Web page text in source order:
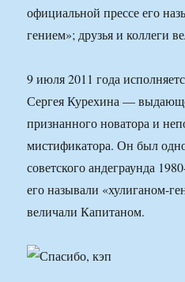
официальной прессе его
гением»; друзья и коллеги
9 июля 2011 года
Сергея Курехина —
признанного новатора и
мистификатора. Он был
советского андеграунда
его называли «хулиганом-
величали Капитаном.